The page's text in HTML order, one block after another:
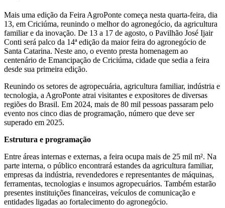
Mais uma edição da Feira AgroPonte começa nesta quarta-feira, dia
13, em Criciúma, reunindo o melhor do agronegócio, da agricultura
familiar e da inovação. De 13 a 17 de agosto, o Pavilhão José Ijair
Conti será palco da 14ª edição da maior feira do agronegócio de
Santa Catarina. Neste ano, o evento presta homenagem ao
centenário de Emancipação de Criciúma, cidade que sedia a feira
desde sua primeira edição.
Reunindo os setores de agropecuária, agricultura familiar, indústria e
tecnologia, a AgroPonte atrai visitantes e expositores de diversas
regiões do Brasil. Em 2024, mais de 80 mil pessoas passaram pelo
evento nos cinco dias de programação, número que deve ser
superado em 2025.
Estrutura e programação
Entre áreas internas e externas, a feira ocupa mais de 25 mil m². Na
parte interna, o público encontrará estandes da agricultura familiar,
empresas da indústria, revendedores e representantes de máquinas,
ferramentas, tecnologias e insumos agropecuários. Também estarão
presentes instituições financeiras, veículos de comunicação e
entidades ligadas ao fortalecimento do agronegócio.